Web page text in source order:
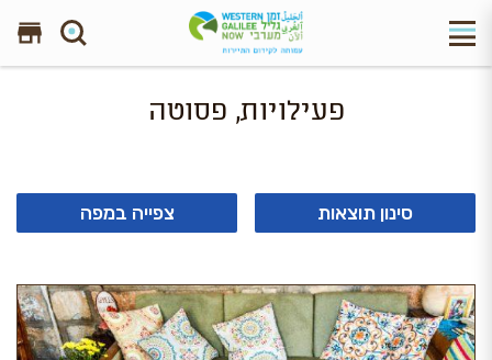
פעילויות, פסוטה
סינון תוצאות צפייה במפה